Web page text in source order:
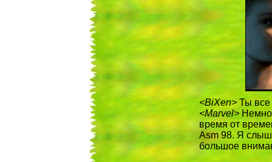
<BiXen>Ты все
<Marvel>
время от
Asm 98. Я
большое